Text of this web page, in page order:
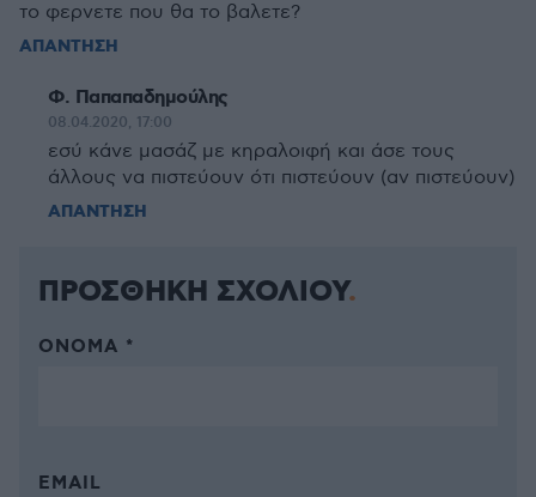
το φερνετε που θα το βαλετε?
ΑΠΑΝΤΗΣΗ
Φ. Παπαπαδημούλης
08.04.2020, 17:00
εσύ κάνε μασάζ με κηραλοιφή και άσε τους
άλλους να πιστεύουν ότι πιστεύουν (αν πιστεύουν)
ΑΠΑΝΤΗΣΗ
ΠΡΟΣΘΗΚΗ ΣΧΟΛΙΟΥ
ΌΝΟΜΑ *
EMAIL